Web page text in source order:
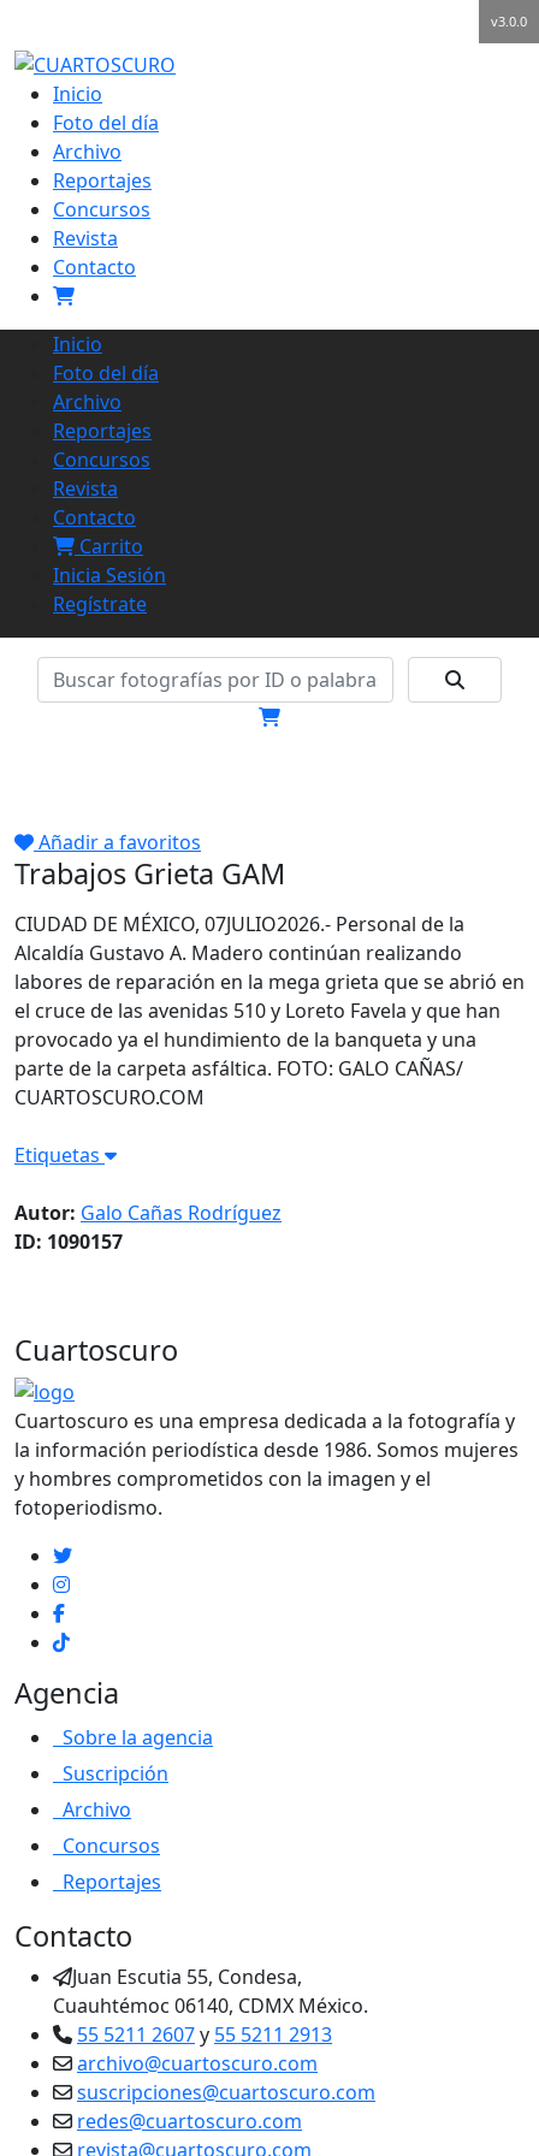
Inicio
Foto del día
Archivo
Reportajes
Concursos
Revista
Contacto
Inicio
Foto del día
Archivo
Reportajes
Concursos
Revista
Contacto
Carrito
Inicia Sesión
Regístrate
v3.0.0
Añadir a favoritos
Trabajos Grieta GAM
CIUDAD DE MÉXICO, 07JULIO2026.- Personal de la
Alcaldía Gustavo A. Madero continúan realizando
labores de reparación en la mega grieta que se abrió en
el cruce de las avenidas 510 y Loreto Favela y que han
provocado ya el hundimiento de la banqueta y una
parte de la carpeta asfáltica. FOTO: GALO CAÑAS/
CUARTOSCURO.COM
Etiquetas
Autor: Galo Cañas Rodríguez
ID: 1090157
Cuartoscuro
Cuartoscuro es una empresa dedicada a la fotografía y
la información periodística desde 1986. Somos mujeres
y hombres comprometidos con la imagen y el
fotoperiodismo.
Agencia
Sobre la agencia
Suscripción
Archivo
Concursos
Reportajes
Contacto
Juan Escutia 55, Condesa,
Cuauhtémoc 06140, CDMX México.
55 5211 2607y 55 5211 2913
archivo@cuartoscuro.com
suscripciones@cuartoscuro.com
redes@cuartoscuro.com
revista@cuartoscuro.com